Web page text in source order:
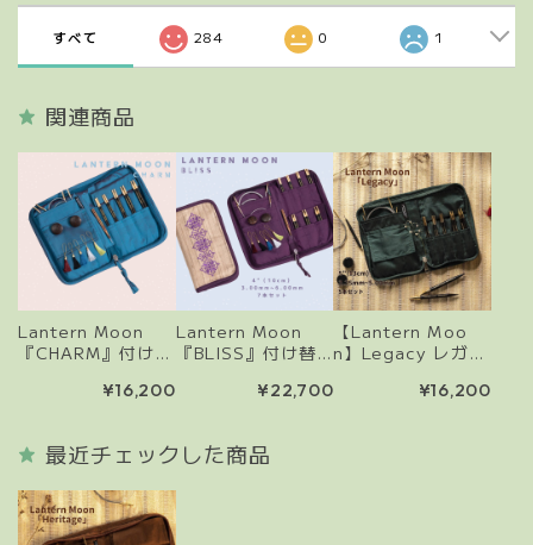
すべて 284 0 1
関連商品
Lantern Moon
『CHARM』付け替
¥16,200
Lantern Moon
『BLISS』付け替
¥22,700
【Lantern Moo
n】Legacy レガ
針セット 5インチ
¥16,200
最近チェックした商品